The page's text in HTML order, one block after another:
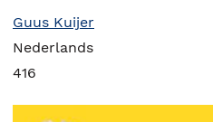
Guus Kuijer
Nederlands
416